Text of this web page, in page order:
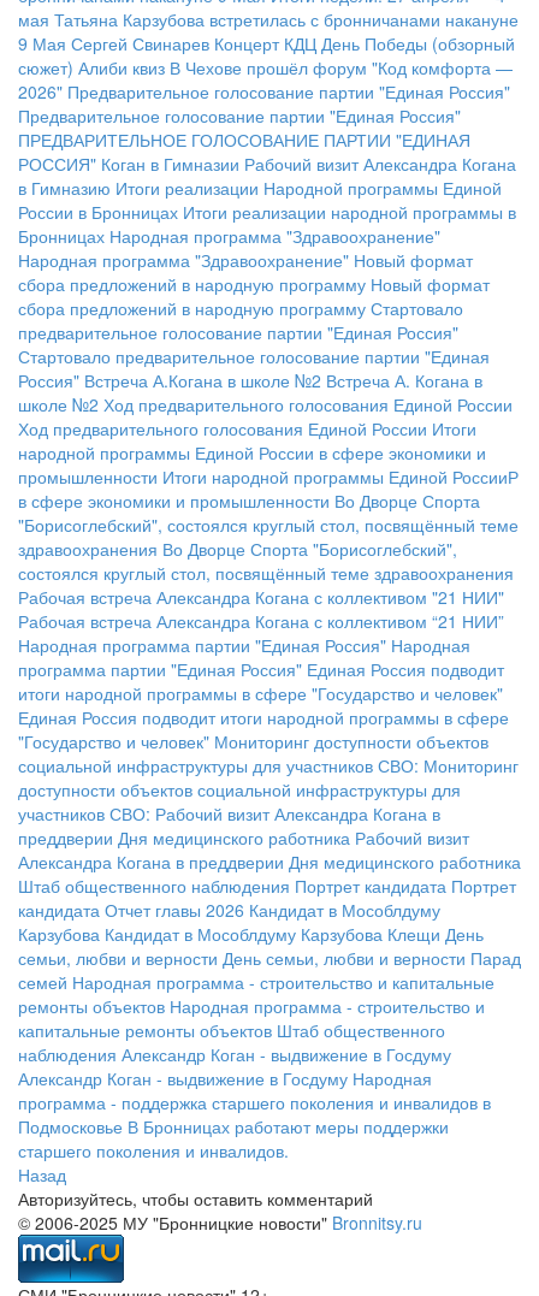
мая Татьяна Карзубова встретилась с бронничанами накануне
9 Мая Сергей Свинарев Концерт КДЦ День Победы (обзорный
сюжет) Алиби квиз В Чехове прошёл форум "Код комфорта —
2026" Предварительное голосование партии "Единая Россия"
Предварительное голосование партии "Единая Россия"
ПРЕДВАРИТЕЛЬНОЕ ГОЛОСОВАНИЕ ПАРТИИ "ЕДИНАЯ
РОССИЯ" Коган в Гимназии Рабочий визит Александра Когана
в Гимназию Итоги реализации Народной программы Единой
России в Бронницах Итоги реализации народной программы в
Бронницах Народная программа "Здравоохранение"
Народная программа "Здравоохранение" Новый формат
сбора предложений в народную программу Новый формат
сбора предложений в народную программу Стартовало
предварительное голосование партии "Единая Россия"
Стартовало предварительное голосование партии "Единая
Россия" Встреча А.Когана в школе №2 Встреча А. Когана в
школе №2 Ход предварительного голосования Единой России
Ход предварительного голосования Единой России Итоги
народной программы Единой России в сфере экономики и
промышленности Итоги народной программы Единой РоссииР
в сфере экономики и промышленности Во Дворце Спорта
"Борисоглебский", состоялся круглый стол, посвящённый теме
здравоохранения Во Дворце Спорта "Борисоглебский",
состоялся круглый стол, посвящённый теме здравоохранения
Рабочая встреча Александра Когана с коллективом "21 НИИ"
Рабочая встреча Александра Когана с коллективом “21 НИИ”
Народная программа партии "Единая Россия" Народная
программа партии "Единая Россия" Единая Россия подводит
итоги народной программы в сфере "Государство и человек"
Единая Россия подводит итоги народной программы в сфере
"Государство и человек" Мониторинг доступности объектов
социальной инфраструктуры для участников СВО: Мониторинг
доступности объектов социальной инфраструктуры для
участников СВО: Рабочий визит Александра Когана в
преддверии Дня медицинского работника Рабочий визит
Александра Когана в преддверии Дня медицинского работника
Штаб общественного наблюдения Портрет кандидата Портрет
кандидата Отчет главы 2026 Кандидат в Мособлдуму
Карзубова Кандидат в Мособлдуму Карзубова Клещи День
семьи, любви и верности День семьи, любви и верности Парад
семей Народная программа - строительство и капитальные
ремонты объектов Народная программа - строительство и
капитальные ремонты объектов Штаб общественного
наблюдения Александр Коган - выдвижение в Госдуму
Александр Коган - выдвижение в Госдуму Народная
программа - поддержка старшего поколения и инвалидов в
Подмосковье В Бронницах работают меры поддержки
старшего поколения и инвалидов.
Назад
Авторизуйтесь, чтобы оставить комментарий
© 2006-2025 МУ "Бронницкие новости" Bronnitsy.ru